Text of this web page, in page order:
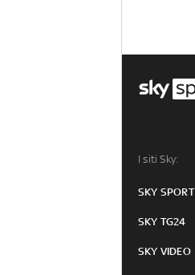
I siti Sky:
SKY SPORT
SKY TG24
SKY VIDEO